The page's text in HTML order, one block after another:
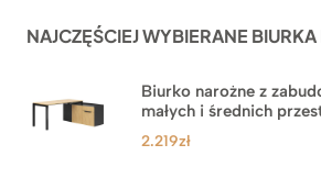
NAJCZĘŚCIEJ WYBIERANE
Biurko narożne z
małych i średnich
2.219zł